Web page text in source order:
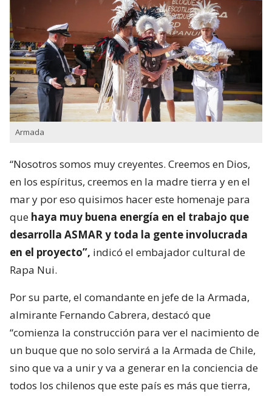
Armada
“Nosotros somos muy creyentes. Creemos en Dios,
en los espíritus, creemos en la madre tierra y en el
mar y por eso quisimos hacer este homenaje para
que haya muy buena energía en el trabajo que
desarrolla ASMAR y toda la gente involucrada
en el proyecto”, indicó el embajador cultural de
Rapa Nui.
Por su parte, el comandante en jefe de la Armada,
almirante Fernando Cabrera, destacó que
“comienza la construcción para ver el nacimiento de
un buque que no solo servirá a la Armada de Chile,
sino que va a unir y va a generar en la conciencia de
todos los chilenos que este país es más que tierra,